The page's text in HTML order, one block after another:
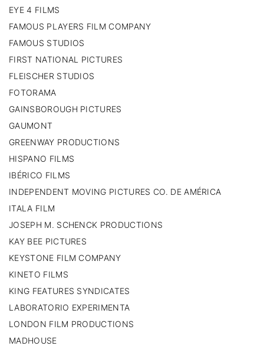
EYE 4 FILMS
FAMOUS PLAYERS FILM COMPANY
FAMOUS STUDIOS
FIRST NATIONAL PICTURES
FLEISCHER STUDIOS
FOTORAMA
GAINSBOROUGH PICTURES
GAUMONT
GREENWAY PRODUCTIONS
HISPANO FILMS
IBÉRICO FILMS
INDEPENDENT MOVING PICTURES CO. DE AMÉRICA
ITALA FILM
JOSEPH M. SCHENCK PRODUCTIONS
KAY BEE PICTURES
KEYSTONE FILM COMPANY
KINETO FILMS
KING FEATURES SYNDICATES
LABORATORIO EXPERIMENTA
LONDON FILM PRODUCTIONS
MADHOUSE